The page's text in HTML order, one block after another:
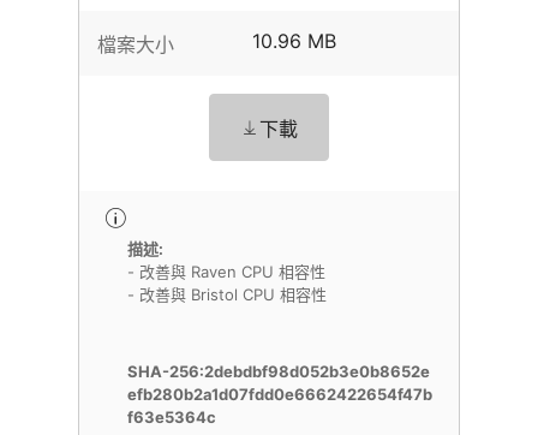
檔案大小 10.96 MB
下載
描述:
- 改善與 Raven CPU 相容性
- 改善與 Bristol CPU 相容性
SHA-256:2debdbf98d052b3e0b8652e
efb280b2a1d07fdd0e6662422654f47b
f63e5364c